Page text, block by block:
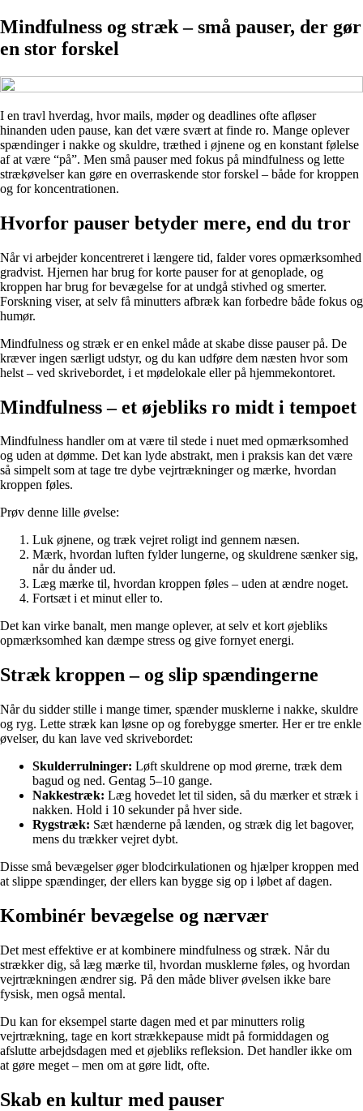
Mindfulness og stræk – små pauser, der gør
en stor forskel
I en travl hverdag, hvor mails, møder og deadlines ofte afløser
hinanden uden pause, kan det være svært at finde ro. Mange oplever
spændinger i nakke og skuldre, træthed i øjnene og en konstant følelse
af at være “på”. Men små pauser med fokus på mindfulness og lette
strækøvelser kan gøre en overraskende stor forskel – både for kroppen
og for koncentrationen.
Hvorfor pauser betyder mere, end du tror
Når vi arbejder koncentreret i længere tid, falder vores opmærksomhed
gradvist. Hjernen har brug for korte pauser for at genoplade, og
kroppen har brug for bevægelse for at undgå stivhed og smerter.
Forskning viser, at selv få minutters afbræk kan forbedre både fokus og
humør.
Mindfulness og stræk er en enkel måde at skabe disse pauser på. De
kræver ingen særligt udstyr, og du kan udføre dem næsten hvor som
helst – ved skrivebordet, i et mødelokale eller på hjemmekontoret.
Mindfulness – et øjebliks ro midt i tempoet
Mindfulness handler om at være til stede i nuet med opmærksomhed
og uden at dømme. Det kan lyde abstrakt, men i praksis kan det være
så simpelt som at tage tre dybe vejrtrækninger og mærke, hvordan
kroppen føles.
Prøv denne lille øvelse:
Luk øjnene, og træk vejret roligt ind gennem næsen.
Mærk, hvordan luften fylder lungerne, og skuldrene sænker sig,
når du ånder ud.
Læg mærke til, hvordan kroppen føles – uden at ændre noget.
Fortsæt i et minut eller to.
Det kan virke banalt, men mange oplever, at selv et kort øjebliks
opmærksomhed kan dæmpe stress og give fornyet energi.
Stræk kroppen – og slip spændingerne
Når du sidder stille i mange timer, spænder musklerne i nakke, skuldre
og ryg. Lette stræk kan løsne op og forebygge smerter. Her er tre enkle
øvelser, du kan lave ved skrivebordet:
Skulderrulninger: Løft skuldrene op mod ørerne, træk dem
bagud og ned. Gentag 5–10 gange.
Nakkestræk: Læg hovedet let til siden, så du mærker et stræk i
nakken. Hold i 10 sekunder på hver side.
Rygstræk: Sæt hænderne på lænden, og stræk dig let bagover,
mens du trækker vejret dybt.
Disse små bevægelser øger blodcirkulationen og hjælper kroppen med
at slippe spændinger, der ellers kan bygge sig op i løbet af dagen.
Kombinér bevægelse og nærvær
Det mest effektive er at kombinere mindfulness og stræk. Når du
strækker dig, så læg mærke til, hvordan musklerne føles, og hvordan
vejrtrækningen ændrer sig. På den måde bliver øvelsen ikke bare
fysisk, men også mental.
Du kan for eksempel starte dagen med et par minutters rolig
vejrtrækning, tage en kort strækkepause midt på formiddagen og
afslutte arbejdsdagen med et øjebliks refleksion. Det handler ikke om
at gøre meget – men om at gøre lidt, ofte.
Skab en kultur med pauser